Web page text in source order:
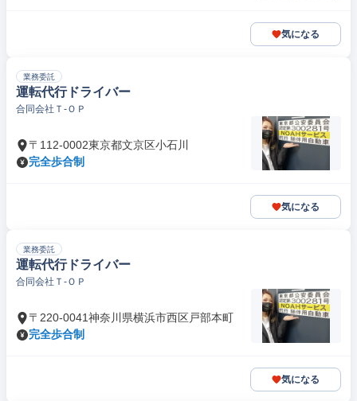
気になる
業務委託
運転代行ドライバー
合同会社Ｔ‐ＯＰ
〒112-0002東京都文京区小石川
完全歩合制
気になる
業務委託
運転代行ドライバー
合同会社Ｔ‐ＯＰ
〒220-0041神奈川県横浜市西区戸部本町
完全歩合制
気になる